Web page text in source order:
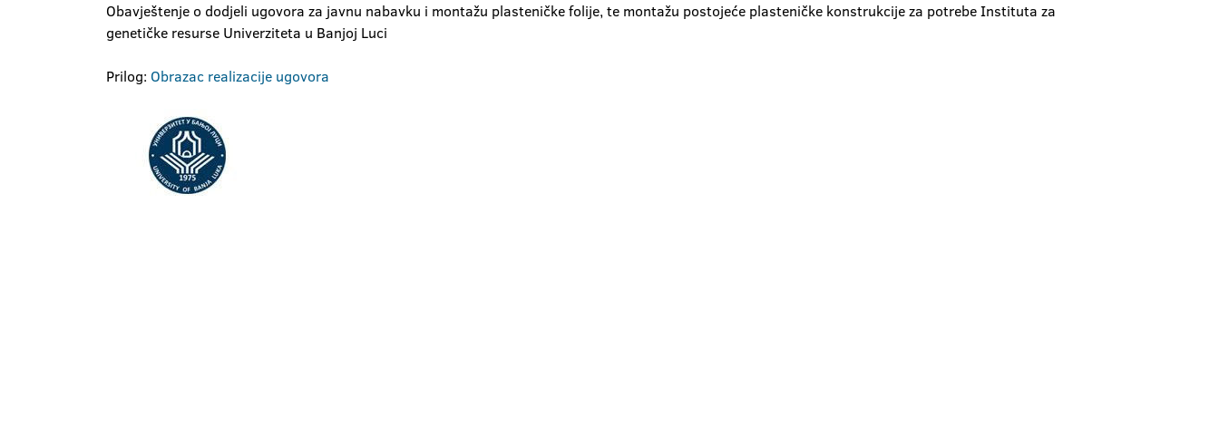
Obavještenje o dodjeli ugovora za javnu nabavku i montažu plasteničke folije, te montažu postojeće plasteničke konstrukcije za potrebe Instituta za
genetičke resurse Univerziteta u Banjoj Luci
Prilog: Obrazac realizacije ugovora